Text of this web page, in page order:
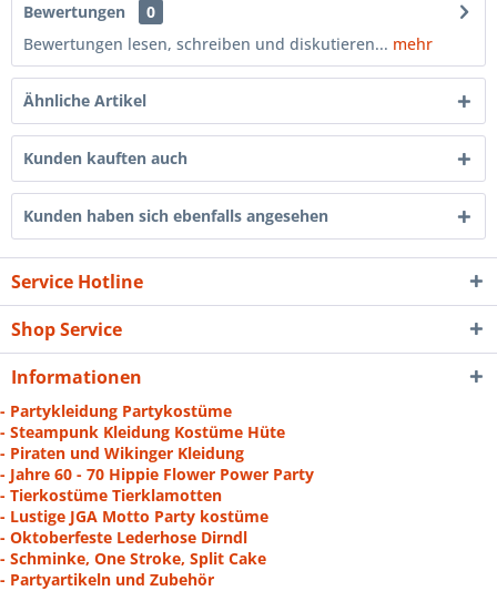
Bewertungen
0
Bewertungen lesen, schreiben und diskutieren... mehr
Ähnliche Artikel
Kunden kauften auch
Kunden haben sich ebenfalls angesehen
Service Hotline
Shop Service
Informationen
- Partykleidung Partykostüme
- Steampunk Kleidung Kostüme Hüte
- Piraten und Wikinger Kleidung
- Jahre 60 - 70 Hippie Flower Power Party
- Tierkostüme Tierklamotten
- Lustige JGA Motto Party kostüme
- Oktoberfeste Lederhose Dirndl
- Schminke, One Stroke, Split Cake
- Partyartikeln und Zubehör